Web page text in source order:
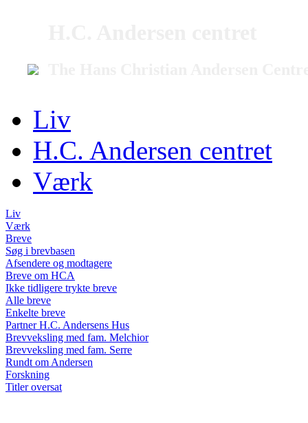
Liv
H.C. Andersen centret
Værk
Liv
Værk
Breve
Søg i brevbasen
Afsendere og modtagere
Breve om HCA
Ikke tidligere trykte breve
Alle breve
Enkelte breve
Partner H.C. Andersens Hus
Brevveksling med fam. Melchior
Brevveksling med fam. Serre
Rundt om Andersen
Forskning
Titler oversat